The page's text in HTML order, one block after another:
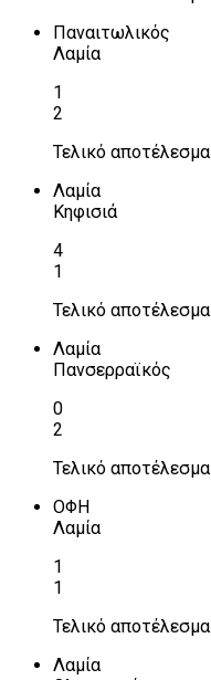
Παναιτωλικός
Λαμία
1
2
Τελικό αποτέλεσμα
Λαμία
Κηφισιά
4
1
Τελικό αποτέλεσμα
Λαμία
Πανσερραϊκός
0
2
Τελικό αποτέλεσμα
ΟΦΗ
Λαμία
1
1
Τελικό αποτέλεσμα
Λαμία